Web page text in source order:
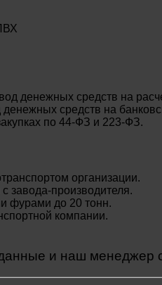
денежных средств на
средств на
по 44-ФЗ и 223-ФЗ.
организации.
завода-производителя.
фурами до 20 тонн.
компании.
и наш менеджер